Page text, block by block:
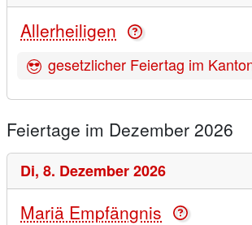
Allerheiligen
gesetzlicher Feiertag im
Feiertage im Dezember 2026
Di, 8. Dezember 2026
Mariä Empfängnis